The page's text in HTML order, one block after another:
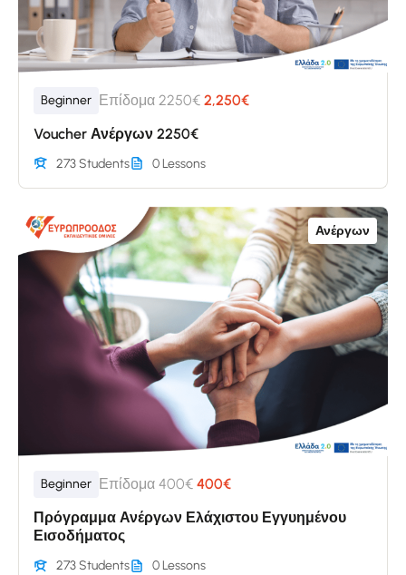
Beginner Επίδομα 2250€ 2,250€
Voucher Ανέργων 2250€
273 Students 0 Lessons
Ανέργων
Beginner Επίδομα 400€ 400€
Πρόγραμμα Ανέργων Ελάχιστου Εγγυημένου
Εισοδήματος
273 Students 0 Lessons